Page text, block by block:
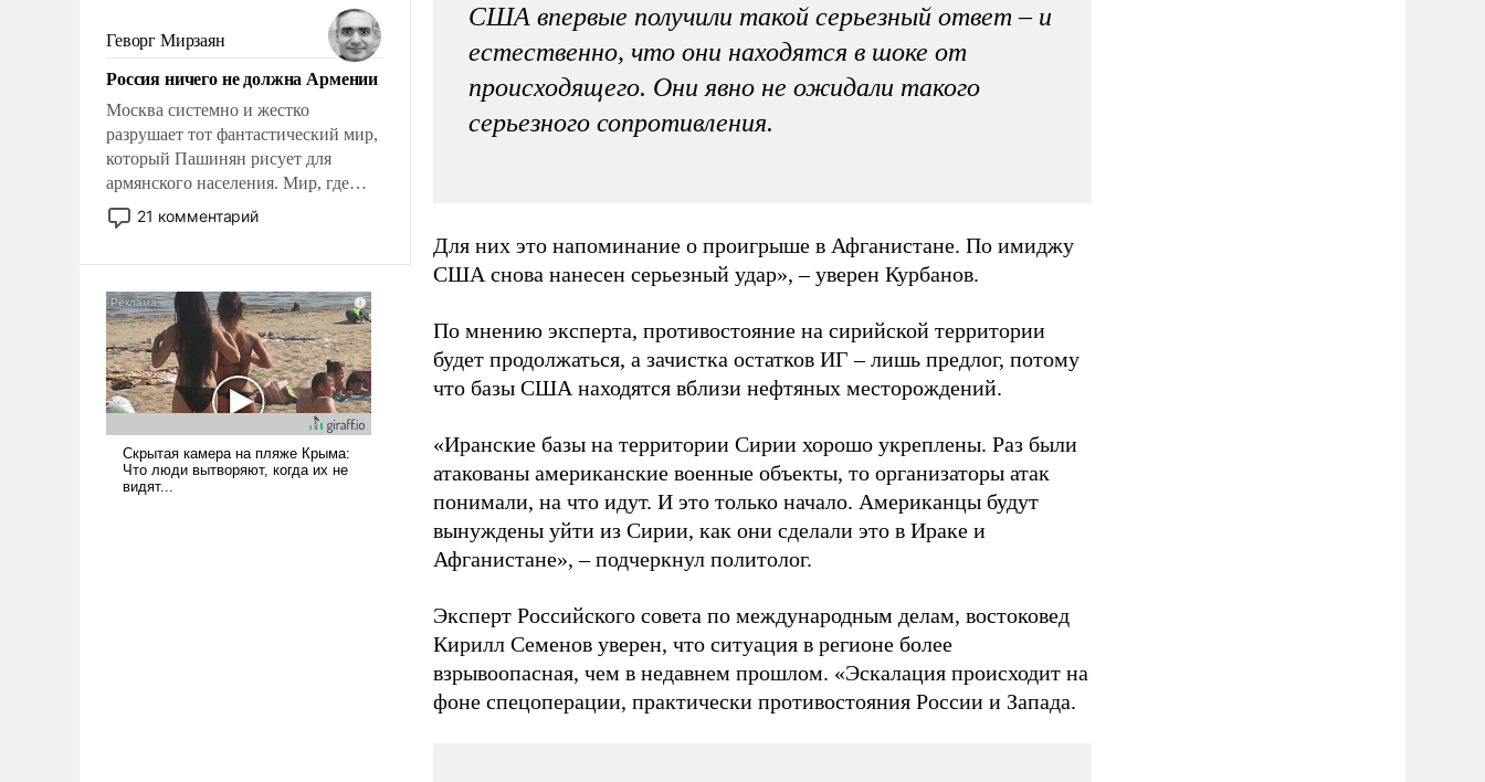
уязвимости США, например, перед
Китаем.
Геворг Мирзаян
Россия ничего не должна Армении
Москва системно и жестко
разрушает тот фантастический мир,
который Пашинян рисует для
армянского населения. Мир, где
политические прожекты будут
безусловно оплачиваться за счет
нужно отвечать.
21 комментарий
США впервые получили такой серьезный ответ – и
естественно, что они находятся в шоке от
происходящего. Они явно не ожидали такого
серьезного сопротивления.
Для них это напоминание о проигрыше в Афганистане. По имиджу
США снова нанесен серьезный удар», – уверен Курбанов.
По мнению эксперта, противостояние на сирийской территории
будет продолжаться, а зачистка остатков ИГ – лишь предлог, потому
что базы США находятся вблизи нефтяных месторождений.
«Иранские базы на территории Сирии хорошо укреплены. Раз были
атакованы американские военные объекты, то организаторы атак
понимали, на что идут. И это только начало. Американцы будут
вынуждены уйти из Сирии, как они сделали это в Ираке и
Афганистане», – подчеркнул политолог.
Эксперт Российского совета по международным делам, востоковед
Кирилл Семенов уверен, что ситуация в регионе более
взрывоопасная, чем в недавнем прошлом. «Эскалация происходит на
фоне спецоперации, практически противостояния России и Запада.